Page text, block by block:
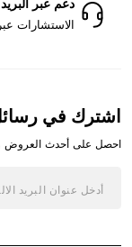
دعم عبر البريد
الاستشارات
اشترك في رسائل
احصل على أحدث العروض